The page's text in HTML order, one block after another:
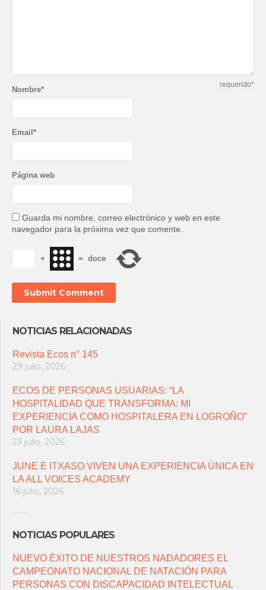
requerido*
Nombre*
Email*
Página web
Guarda mi nombre, correo electrónico y web en este
navegador para la próxima vez que comente.
+ = doce
NOTICIAS RELACIONADAS
Revista Ecos n° 145
29 julio, 2026
ECOS DE PERSONAS USUARIAS: “LA
HOSPITALIDAD QUE TRANSFORMA: MI
EXPERIENCIA COMO HOSPITALERA EN LOGROÑO”
POR LAURA LAJAS
23 julio, 2026
JUNE E ITXASO VIVEN UNA EXPERIENCIA ÚNICA EN
LA ALL VOICES ACADEMY
16 julio, 2026
NOTICIAS POPULARES
NUEVO ÉXITO DE NUESTROS NADADORES EL
CAMPEONATO NACIONAL DE NATACIÓN PARA
PERSONAS CON DISCAPACIDAD INTELECTUAL